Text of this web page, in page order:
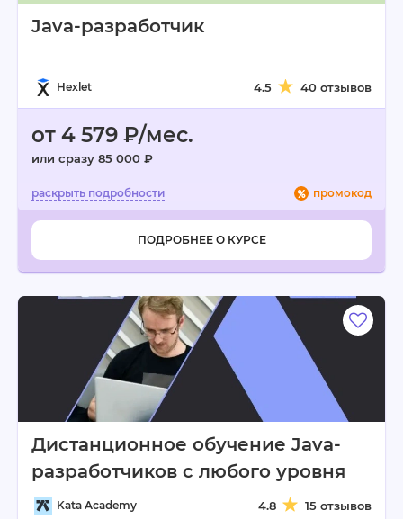
Java-разработчик
Hexlet 4.5 40 отзывов
от 4 579 ₽/мес.
или сразу 85 000 ₽
промокод
ПОДРОБНЕЕ О КУРСЕ
Дистанционное обучение Java-
разработчиков с любого уровня
Kata Academy 4.8 15 отзывов